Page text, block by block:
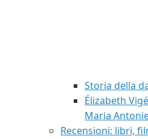
Storia della
Élizabeth
Maria
Recensioni: libri,